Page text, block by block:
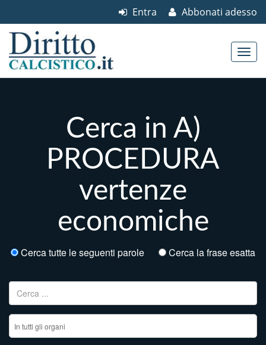
Abbonati adesso
Entra
Cerca in A)
PROCEDURA
vertenze
economiche
Cerca tutte le seguenti parole Cerca la frase esatta
Ricerca per: